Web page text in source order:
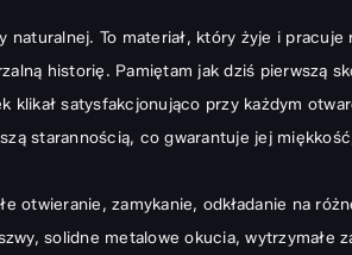
To materiał, który żyje i
historię. Pamiętam jak dziś pierwszą
satysfakcjonująco przy każdym
starannością, co gwarantuje jej
otwieranie, zamykanie, odkładanie na
solidne metalowe okucia, wytrzymałe